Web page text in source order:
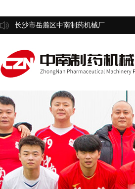
长沙市岳麓区中南制药机械厂